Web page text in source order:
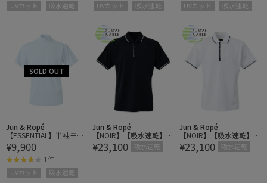
UVカット 吸水速乾 UVカット 吸水速乾 UVカット 吸水速乾
Jun & Ropé
【ESSENTIAL】半袖モッ
クネックシャツ/UV・吸
水速乾
¥9,900
1件
UVカット 吸水速乾
Jun & Ropé
【NOIR】【吸水速乾】配
色ライン使い半袖ポロシ
ャツ［一部WEB限定カラ
¥23,100 吸水速乾
Jun & Ropé
【NOIR】【吸水速乾】配
色ライン使い半袖ポロシ
ャツ［一部WEB限定カラ
¥23,100 吸水速乾